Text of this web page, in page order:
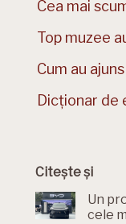
Cea mai
Top muzee
Cum au
Dicționar
Citește și
Un
cele